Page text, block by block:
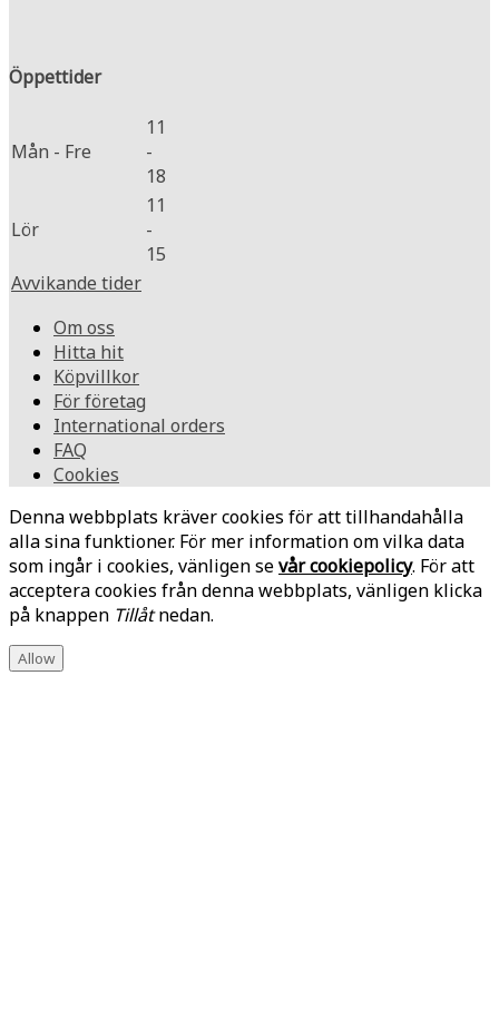
Öppettider
Mån - Fre
11
-
18
Lör
11
-
15
Avvikande tider
Om oss
Hitta hit
Köpvillkor
För företag
International orders
FAQ
Cookies
Denna webbplats kräver cookies för att tillhandahålla
alla sina funktioner. För mer information om vilka data
som ingår i cookies, vänligen sevår cookiepolicy. För att
acceptera cookies från denna webbplats, vänligen klicka
på knappen Tillåtnedan.
Allow